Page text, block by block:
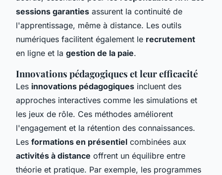
sessions garanties assurent la continuité de
l'apprentissage, même à distance. Les outils
numériques facilitent également le recrutement
en ligne et la gestion de la paie.
Innovations pédagogiques et leur efficacité
Les innovations pédagogiques incluent des
approches interactives comme les simulations et
les jeux de rôle. Ces méthodes améliorent
l'engagement et la rétention des connaissances.
Les formations en présentiel combinées aux
activités à distance offrent un équilibre entre
théorie et pratique. Par exemple, les programmes